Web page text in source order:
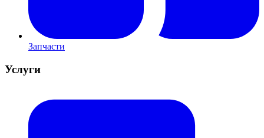
Запчасти
Услуги